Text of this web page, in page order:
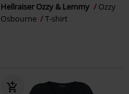
Hellraiser Ozzy & Lemmy
Ozzy
Osbourne
T-shirt